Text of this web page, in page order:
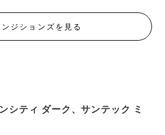
ンジションズを見る
シティ ダーク、サンテック ミ